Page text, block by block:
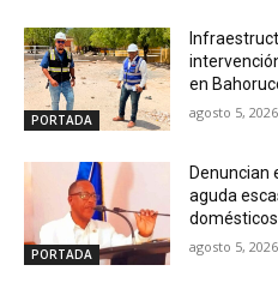
PORTADA
en
agosto 5, 2026
PORTADA
Denuncian
aguda
domésticos
agosto 5, 2026